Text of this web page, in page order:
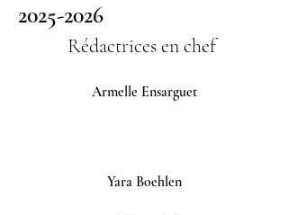
2025-2026
Rédactrices en chef
Armelle Ensarguet
Yara Boehlen